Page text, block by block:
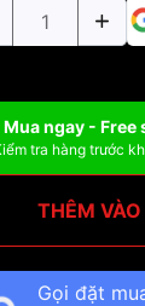
Mua ngay - Free
tra hàng trước
THÊM VÀO
Gọi đặt